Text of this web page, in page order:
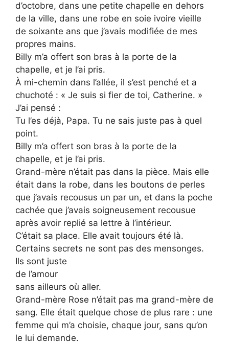
d’octobre, dans une petite chapelle en dehors
de la ville, dans une robe en soie ivoire vieille
de soixante ans que j’avais modifiée de mes
propres mains.
Billy m’a offert son bras à la porte de la
chapelle, et je l’ai pris.
À mi-chemin dans l’allée, il s’est penché et a
chuchoté : « Je suis si fier de toi, Catherine. »
J’ai pensé :
Tu l’es déjà, Papa. Tu ne sais juste pas à quel
point.
Billy m’a offert son bras à la porte de la
chapelle, et je l’ai pris.
Grand-mère n’était pas dans la pièce. Mais elle
était dans la robe, dans les boutons de perles
que j’avais recousus un par un, et dans la poche
cachée que j’avais soigneusement recousue
après avoir replié sa lettre à l’intérieur.
C’était sa place. Elle avait toujours été là.
Certains secrets ne sont pas des mensonges.
Ils sont juste
de l’amour
sans ailleurs où aller.
Grand-mère Rose n’était pas ma grand-mère de
sang. Elle était quelque chose de plus rare : une
femme qui m’a choisie, chaque jour, sans qu’on
le lui demande.